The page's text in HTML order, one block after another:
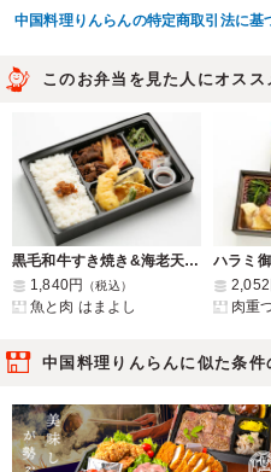
中国料理りんらんの特定商取引法に基
このお弁当を見た人にオスス
黒毛和牛すき焼き&海老天ぷら
1,840円
（税込）
魚と肉 はまよし
ハラミ
2,052
肉重
中国料理りんらんに似た条件